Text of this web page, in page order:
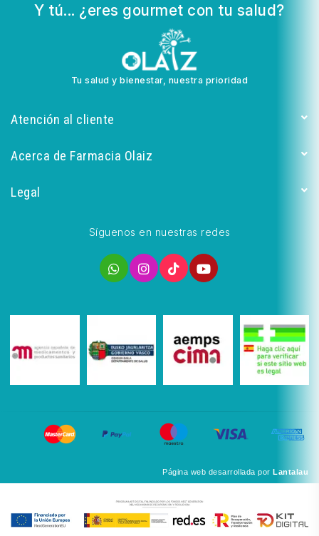
Y tú... ¿eres gourmet con tu salud?
Tu salud y bienestar, nuestra prioridad
Atención al cliente
Acerca de Farmacia Olaiz
Legal
Síguenos en nuestras redes
Página web desarrollada por Lantalau